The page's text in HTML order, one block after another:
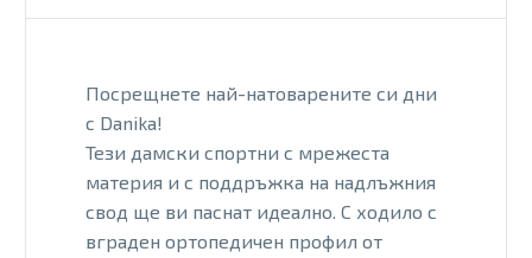
Посрещнете най-натовaрените си дни
с Danika!
Тези дамски спортни с мрежеста
материя и с поддръжка на надлъжния
свод ще ви паснат идеално. С ходило с
вграден ортопедичен профил от